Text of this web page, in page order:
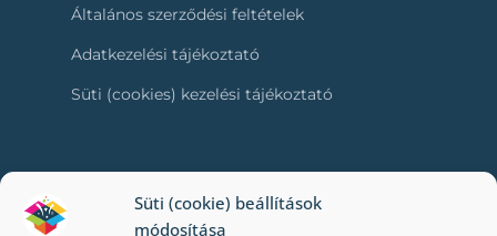
Süti (cookie) beállítások
módosítása
Általános szerződési feltételek
Adatkezelési tájékoztató
Süti (cookies) kezelési tájékoztató
RÓLUNK